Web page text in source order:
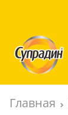
Главная